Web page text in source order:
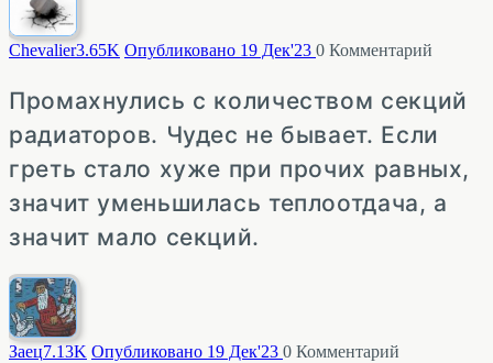
Chevalier3.65K Опубликовано 19 Дек'23 0 Комментарий
Промахнулись с количеством секций
радиаторов. Чудес не бывает. Если
греть стало хуже при прочих равных,
значит уменьшилась теплоотдача, а
значит мало секций.
Заец7.13K Опубликовано 19 Дек'23 0 Комментарий